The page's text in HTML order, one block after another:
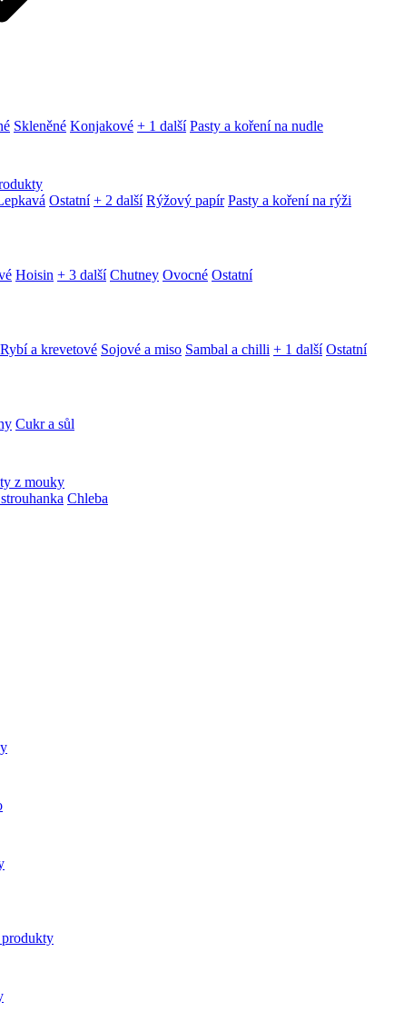
Skleněné Konjakové + 1 další Pasty a koření na nudle
Ostatní + 2 další Rýžový papír Pasty a koření na rýži
Hoisin + 3 další Chutney Ovocné Ostatní
Rybí a krevetové Sojové a miso Sambal a chilli + 1 další Ostatní
Cukr a sůl
z mouky
Chleba